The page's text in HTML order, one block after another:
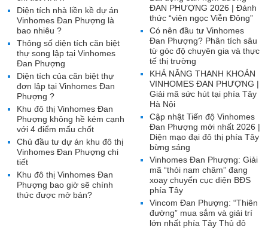
ĐAN PHƯỢNG 2026 | Đánh
thức “viên ngọc Viễn Đông”
Có nên đầu tư Vinhomes
Đan Phượng? Phân tích sâu
từ góc độ chuyên gia và thực
tế thị trường
KHẢ NĂNG THANH KHOẢN
VINHOMES ĐAN PHƯỢNG |
Giải mã sức hút tại phía Tây
Hà Nội
Cập nhật Tiến độ Vinhomes
Đan Phượng mới nhất 2026 |
Diện mạo đại đô thị phía Tây
bừng sáng
Vinhomes Đan Phượng: Giải
mã “thỏi nam châm” đang
xoay chuyển cục diện BĐS
phía Tây
Vincom Đan Phượng: “Thiên
đường” mua sắm và giải trí
lớn nhất phía Tây Thủ đô
Diện tích nhà liền kề dự án
Vinhomes Đan Phượng là
bao nhiêu ?
Thông số diện tích căn biệt
thự song lập tại Vinhomes
Đan Phượng
Diện tích của căn biệt thự
đơn lập tại Vinhomes Đan
Phượng ?
Khu đô thị Vinhomes Đan
Phượng không hề kém cạnh
với 4 điểm mấu chốt
Chủ đầu tư dự án khu đô thị
Vinhomes Đan Phượng chi
tiết
Khu đô thị Vinhomes Đan
Phượng bao giờ sẽ chính
thức được mở bán?